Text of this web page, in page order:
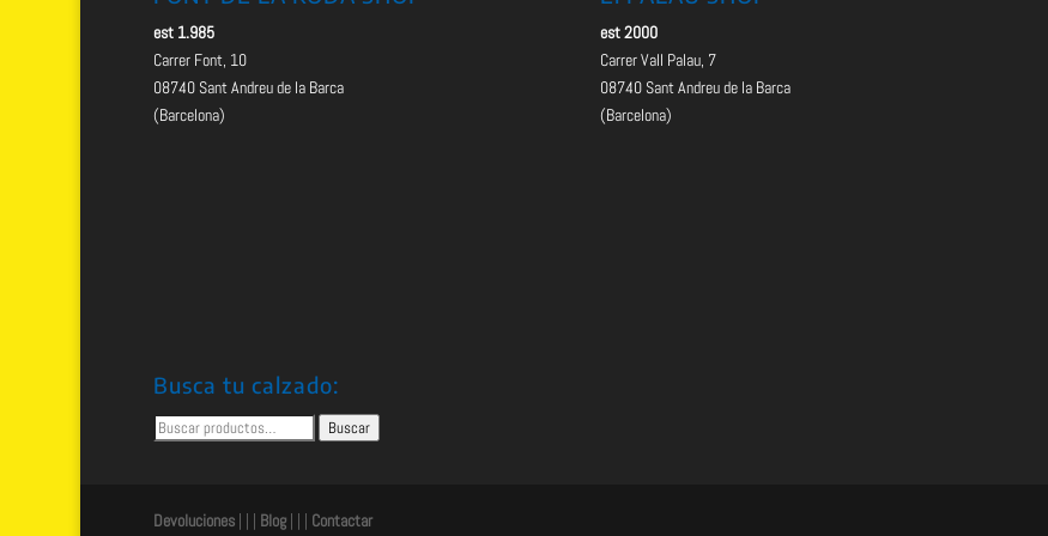
est 1.985
Carrer Font, 10
08740 Sant Andreu de la Barca
(Barcelona)
Busca tu calzado:
Buscar
Buscar
est 2000
Carrer Vall Palau, 7
08740 Sant Andreu de la Barca
(Barcelona)
Devoluciones| | | Blog| | | Contactar